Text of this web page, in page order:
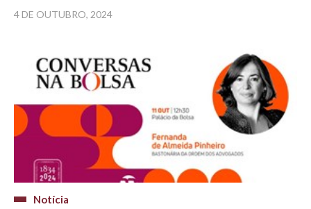
4 DE OUTUBRO, 2024
Notícia